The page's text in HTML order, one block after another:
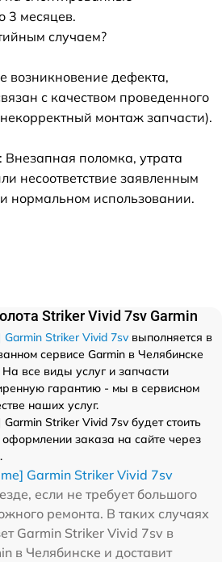
3 месяцев.
случаем?
возникновение дефекта,
с качеством проведенного
монтаж запчасти).
поломка, утрата
несоответствие заявленным
нормальном использовании.
Striker Vivid 7sv Garmin
Striker Vivid 7svвыполняется в
сервисе Garmin в Челябинске
все виды услуг и запчасти
гарантию - мы в сервисном
наших услуг.
Striker Vivid 7sv будет стоить
заказа на сайте через
Garmin Striker Vivid 7sv
если не требует большого
ремонта. В таких случаях
Garmin Striker Vivid 7sv в
в Челябинске и доставит